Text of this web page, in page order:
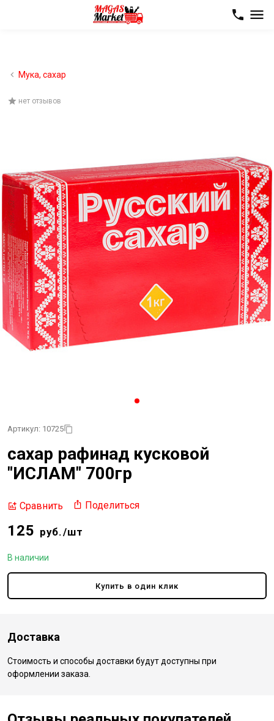
Мука, сахар
нет отзывов
Артикул: 10725
сахар рафинад кусковой
"ИСЛАМ" 700гр
Сравнить Поделиться
125 руб./шт
В наличии
Купить в один клик
Доставка
Стоимость и способы доставки будут доступны при
оформлении заказа.